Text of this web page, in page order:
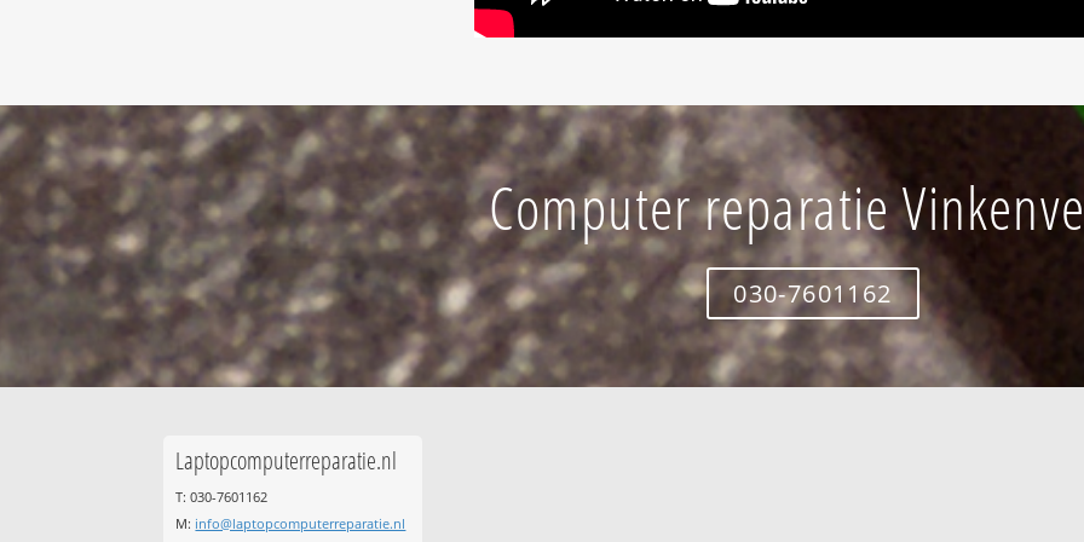
Computer reparatie
030-7601162
Laptopcomputerreparatie.nl
T: 030-7601162
M: info@laptopcomputerreparatie.nl